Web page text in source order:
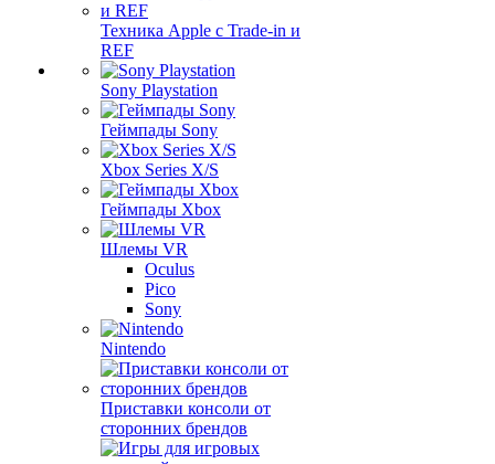
Техника Apple с Trade-in и
REF
Sony Playstation
Геймпады Sony
Xbox Series X/S
Геймпады Xbox
Шлемы VR
Oculus
Pico
Sony
Nintendo
Приставки консоли от
сторонних брендов